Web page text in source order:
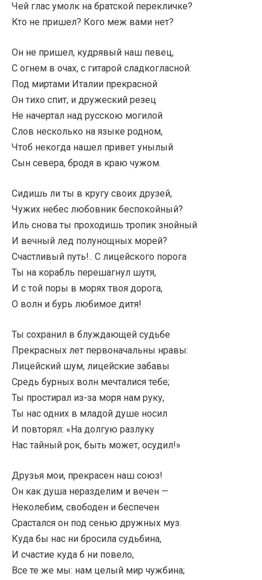
Чей глас умолк на братской перекличке?
Кто не пришел? Кого меж вами нет?
Он не пришел, кудрявый наш певец,
С огнем в очах, с гитарой сладкогласной:
Под миртами Италии прекрасной
Он тихо спит, и дружеский резец
Не начертал над русскою могилой
Слов несколько на языке родном,
Чтоб некогда нашел привет унылый
Сын севера, бродя в краю чужом.
Сидишь ли ты в кругу своих друзей,
Чужих небес любовник беспокойный?
Иль снова ты проходишь тропик знойный
И вечный лед полунощных морей?
Счастливый путь!.. С лицейского порога
Ты на корабль перешагнул шутя,
И с той поры в морях твоя дорога,
О волн и бурь любимое дитя!
Ты сохранил в блуждающей судьбе
Прекрасных лет первоначальны нравы:
Лицейский шум, лицейские забавы
Средь бурных волн мечталися тебе;
Ты простирал из-за моря нам руку,
Ты нас одних в младой душе носил
И повторял: «На долгую разлуку
Нас тайный рок, быть может, осудил!»
Друзья мои, прекрасен наш союз!
Он как душа неразделим и вечен —
Неколебим, свободен и беспечен
Срастался он под сенью дружных муз.
Куда бы нас ни бросила судьбина,
И счастие куда б ни повело,
Все те же мы: нам целый мир чужбина;